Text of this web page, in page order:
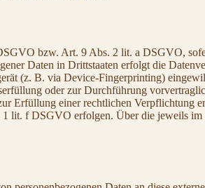
bzw. Art. 9 Abs. 2 lit. a DSGVO,
Daten in Drittstaaten erfolgt die
(z. B. via Device-Fingerprinting)
oder zur Durchführung
Erfüllung einer rechtlichen Verpflichtung
lit. f DSGVO erfolgen. Über die jeweils